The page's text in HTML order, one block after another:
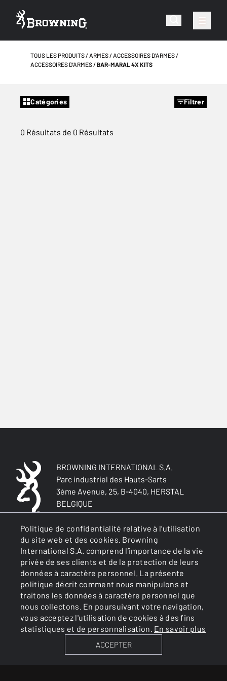
Politique de confidentialité relative à l’utilisation
du site web et des cookies. Browning
International S.A. comprend l’importance de la vie
privée de ses clients et de la protection de leurs
données à caractère personnel. La présente
politique décrit comment nous manipulons et
traitons les données à caractère personnel que
nous collectons. En poursuivant votre navigation,
vous acceptez l'utilisation de cookies à des fins
statistiques et de personnalisation. En savoir plus
ACCEPTER
TOUS LES PRODUITS ARMES
ACCESSOIRES D'ARMES
ACCESSOIRES D'ARMES
BAR-MARAL 4X KITS
Catégories Filtrer
0 Résultats de 0 Résultats
BROWNING INTERNATIONAL S.A.
Parc industriel des Hauts-Sarts
3ème Avenue, 25, B-4040, HERSTAL
BELGIQUE
R.P.M. Liège : BE0430.037.226
Agrément d'armurier N°2/6/01/00014
représenté par MP Dechêne
Autorité de contrôle : Gouverneur de la
Province de Liège
GÉNÉRAL
SERVICES